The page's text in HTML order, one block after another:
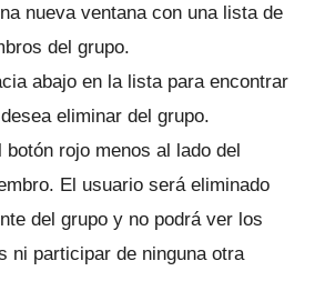
nueva ventana con una lista de
del grupo.
abajo en la lista para encontrar
eliminar del grupo.
botón rojo menos al lado del
El usuario será eliminado
del grupo y no podrá ver los
ni participar de ninguna otra